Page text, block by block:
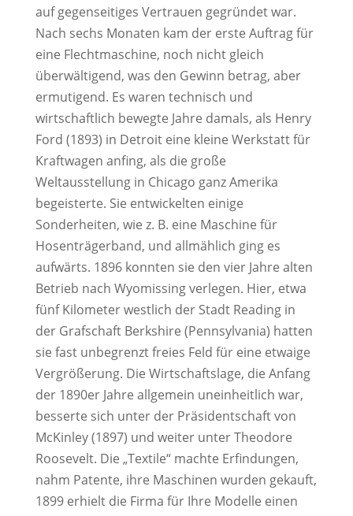
auf gegenseitiges Vertrauen gegründet war.
Nach sechs Monaten kam der erste Auftrag für
eine Flechtmaschine, noch nicht gleich
überwältigend, was den Gewinn betrag, aber
ermutigend. Es waren technisch und
wirtschaftlich bewegte Jahre damals, als Henry
Ford (1893) in Detroit eine kleine Werkstatt für
Kraftwagen anfing, als die große
Weltausstellung in Chicago ganz Amerika
begeisterte. Sie entwickelten einige
Sonderheiten, wie z. B. eine Maschine für
Hosenträgerband, und allmählich ging es
aufwärts. 1896 konnten sie den vier Jahre alten
Betrieb nach Wyomissing verlegen. Hier, etwa
fünf Kilometer westlich der Stadt Reading in
der Grafschaft Berkshire (Pennsylvania) hatten
sie fast unbegrenzt freies Feld für eine etwaige
Vergrößerung. Die Wirtschaftslage, die Anfang
der 1890er Jahre allgemein uneinheitlich war,
besserte sich unter der Präsidentschaft von
McKinley (1897) und weiter unter Theodore
Roosevelt. Die „Textile“ machte Erfindungen,
nahm Patente, ihre Maschinen wurden gekauft,
1899 erhielt die Firma für Ihre Modelle einen